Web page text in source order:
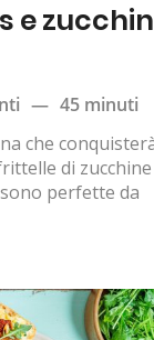
e
— 45 minuti
che
di zucchine
perfette da